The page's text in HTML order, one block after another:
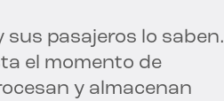
sus pasajeros lo saben.
el momento de
y almacenan